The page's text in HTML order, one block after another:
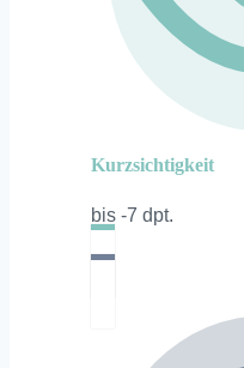
Kurzsichtigkeit
bis -7 dpt.